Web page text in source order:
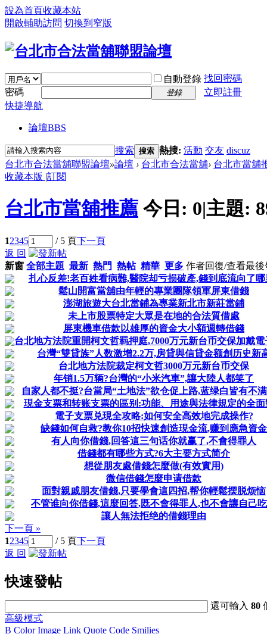
設為首頁收藏本站
開啟輔助訪問 切換到窄版
自動登錄 找回密碼
密碼
登錄
立即註冊
快捷導航
論壇BBS
搜索 搜索 熱搜: 活動 交友 discuz
台北市合法當舖聯盟論壇»論壇 › 台北市合法當舖› 台北市當舖
收藏本版 |訂閱
台北市當舖推薦 今日: 0|主題:
12345 / 5 頁下一頁
返 回
新窗 全部主題 最新 熱門 熱帖 精華 更多 作者回復/查看最後
扎心反差!老百姓看病難,醫院却亏损破產,錢到底流向了哪
鬆山開富當舖由年輕的專業團隊領軍屏東借錢
澎湖旅遊大台北當鋪為專業新北市新莊當鋪
未上市股票特定大眾是在地的合法質借處
屏東機車借款以雄厚的資金大小額週轉借錢
台北地方法院重開柯文哲羁押庭,7000万元新台币交保加戴
台灣“雙貸族”人数激增2.2万,房貸與信貸金额創历史新
台北地方法院裁定柯文哲3000万元新台币交保
年销1.5万辆?台灣的“小米汽車”,讓大陸人都笑了
自家人都不挺?台當局“土地法”欲仓促上路,蓝绿白皆有不
現金支票和转账支票的區别:功能、用途與法律規定的全面
電子支票兑現全攻略:如何安全高效地完成操作?
缺錢如何自救?教你10招快速創造現金流,赚到應急資金
有人向你借錢,回答這三句话你就赢了,不會得罪人
借錢都有哪些方式?6大主要方式简介
想從朋友處借錢怎麼做(有效實用)
微信借錢怎麼申请借款
面對親戚朋友借錢,只要學會這四招,帮你輕鬆摆脱烦恼
不管谁向你借錢,這麼回答,既不會得罪人,也不會讓自己
讓人無法拒绝的借錢理由
下一頁 »
12345 / 5 頁下一頁
返 回
快速發帖
還可輸入80
高級模式
B Color Image Link Quote Code Smilies